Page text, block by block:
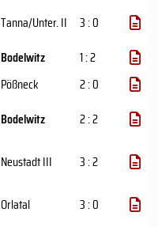
Tanna/Unter. II
3 : 0
Bodelwitz
1 : 2
Pößneck
2 : 0
Bodelwitz
2 : 2
Neustadt III
3 : 2
Orlatal
3 : 0